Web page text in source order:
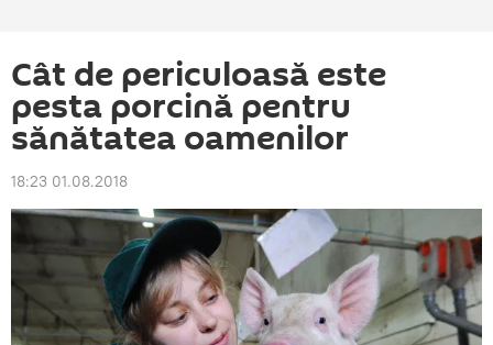
Cât de periculoasă este
pesta porcină pentru
sănătatea oamenilor
18:23 01.08.2018